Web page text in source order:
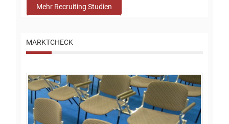
Mehr Recruiting Studien
MARKTCHECK